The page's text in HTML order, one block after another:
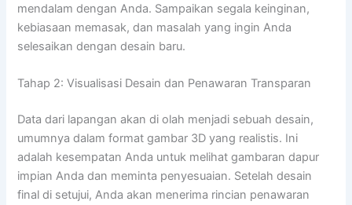
mendalam dengan Anda. Sampaikan segala keinginan,
kebiasaan memasak, dan masalah yang ingin Anda
selesaikan dengan desain baru.
Tahap 2: Visualisasi Desain dan Penawaran Transparan
Data dari lapangan akan di olah menjadi sebuah desain,
umumnya dalam format gambar 3D yang realistis. Ini
adalah kesempatan Anda untuk melihat gambaran dapur
impian Anda dan meminta penyesuaian. Setelah desain
final di setujui, Anda akan menerima rincian penawaran